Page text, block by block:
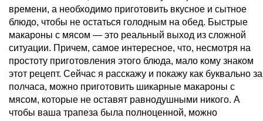
времени, а необходимо приготовить вкусное и сытное
блюдо, чтобы не остаться голодным на обед. Быстрые
макароны с мясом — это реальный выход из сложной
ситуации. Причем, самое интересное, что, несмотря на
простоту приготовления этого блюда, мало кому знаком
этот рецепт. Сейчас я расскажу и покажу как буквально за
полчаса, можно приготовить шикарные макароны с
мясом, которые не оставят равнодушными никого. А
чтобы ваша трапеза была полноценной, можно